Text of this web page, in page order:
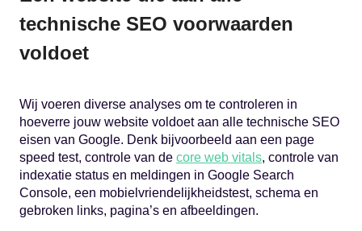
technische SEO voorwaarden
voldoet
Wij voeren diverse analyses om te controleren in
hoeverre jouw website voldoet aan alle technische SEO
eisen van Google. Denk bijvoorbeeld aan een page
speed test, controle van de core web vitals, controle van
indexatie status en meldingen in Google Search
Console, een mobielvriendelijkheidstest, schema en
gebroken links, pagina’s en afbeeldingen.